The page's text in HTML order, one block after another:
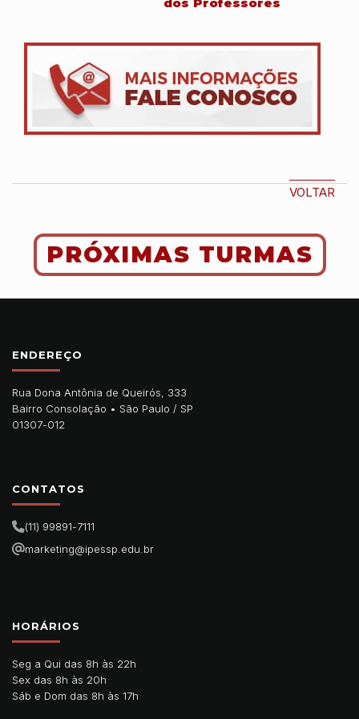
VOLTAR
PRÓXIMAS TURMAS
ENDEREÇO
Rua Dona Antônia de Queirós, 333
Bairro Consolação • São Paulo / SP
01307-012
CONTATOS
(11) 99891-7111
marketing@ipessp.edu.br
HORÁRIOS
Seg a Qui das 8h às 22h
Sex das 8h às 20h
Sáb e Dom das 8h às 17h